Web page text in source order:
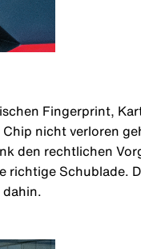
Fingerprint,
nicht verloren
den rechtlichen
Schublade.